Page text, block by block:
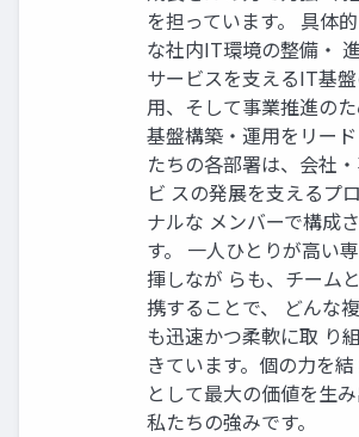
を担っています。 具体
な社内IT環境の整備・
サービスを支えるIT基
用、そして事業推進の
基盤構築・運用をリー
たちの各部署は、会社
ビ スの発展を支えるプ
ナルな メンバーで構成
す。 一人ひとりが高い
揮しなが らも、チーム
携することで、 どんな
も迅速かつ柔軟に取 り
きています。個の力を
として最大の価値を生
私たちの強みです。